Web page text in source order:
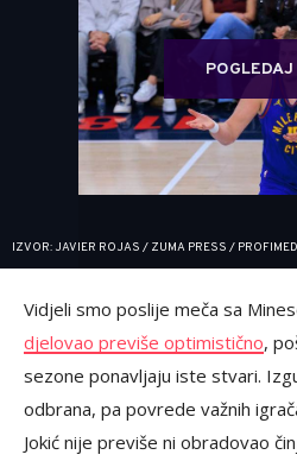
IZVOR: JAVIER ROJAS / ZUMA PRESS /
Vidjeli smo poslije meča sa
djelovao previše optimistično,
sezone ponavljaju iste stvari.
odbrana, pa povrede važnih
Jokić nije previše ni obradovao